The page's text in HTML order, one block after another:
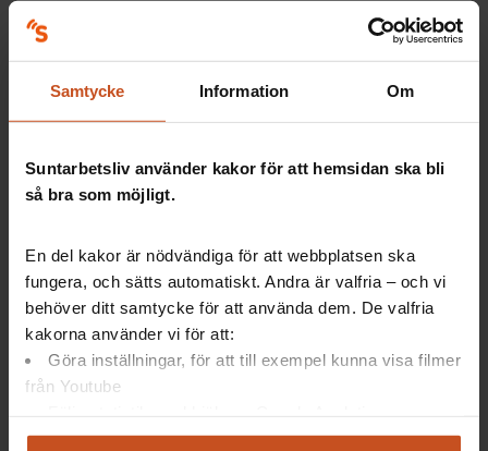
Samtycke Information Om
Suntarbetsliv använder kakor för att hemsidan ska bli
så bra som möjligt.
En del kakor är nödvändiga för att webbplatsen ska
fungera, och sätts automatiskt. Andra är valfria – och vi
behöver ditt samtycke för att använda dem. De valfria
kakorna använder vi för att:
Göra inställningar, för att till exempel kunna visa filmer
från Youtube
Analysera trafik för att kunna visa riktad information
Ung och ny på jobbet – så kan chefen stötta
Minskad sjukfrånvaro – 5 sätt att stötta
behandlas lika när det gäller sjukskrivningar
och att chefen vet hur hen ska agera vid
upprepade korttidssjukskrivningar.
Informera om vad som gällerför sjukskrivning
på arbetsplatsen redan under nyanställdas
introduktion. Många känner sig osäkra på när
de bör sjukskriva sig. Tala om varför ni har en
den gör.